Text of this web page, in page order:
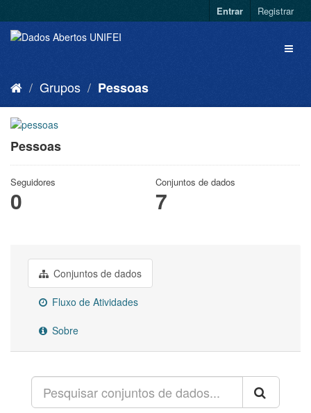
Entrar Registrar
Grupos Pessoas
Pessoas
Seguidores
0
Conjuntos de dados
7
Conjuntos de dados
Fluxo de Atividades
Sobre